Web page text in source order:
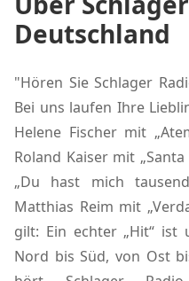
Deutschland
"Hören Sie Schlager
Bei uns laufen Ihre
Helene Fischer mit
Roland Kaiser mit
„Du hast mich
Matthias Reim mit
gilt: Ein echter „Hit“ ist
Nord bis Süd, von Ost